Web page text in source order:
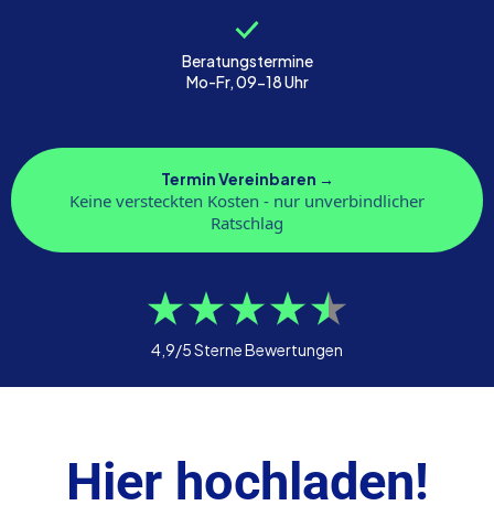
Beratungstermine
Mo-Fr, 09-18 Uhr
Termin Vereinbaren →
Keine versteckten Kosten - nur unverbindlicher
Ratschlag
4,9/5 Sterne Bewertungen
Hier hochladen!